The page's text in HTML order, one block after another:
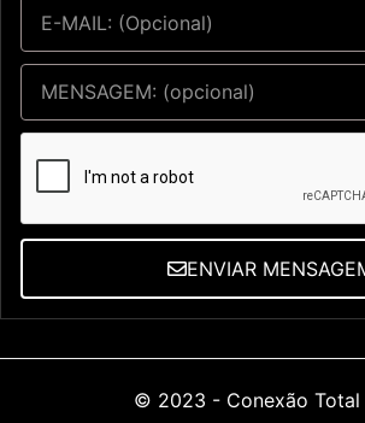
ENVIAR
© 2023 - Conexão Total